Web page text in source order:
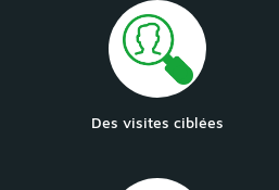
Des visites ciblées